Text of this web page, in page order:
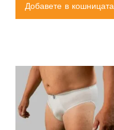
Добавете в кошницата